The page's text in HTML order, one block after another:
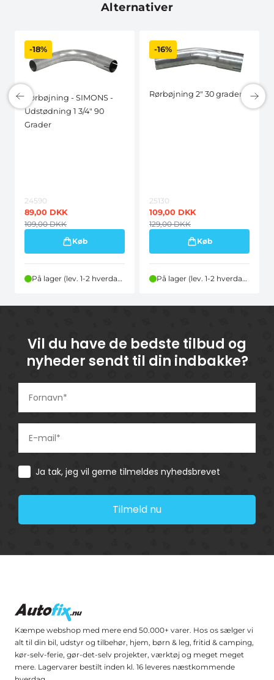
Alternativer
-18%
Rørbøjning - SIMONS -
Udstødning 1 3/4" 90
Grader
24590
89,00 DKK
109,00DKK
Køb
På lager (lev. 1-2 hverdage)
-16%
Rørbøjning 2" 30 grader
25130
109,00 DKK
129,00DKK
Køb
På lager (lev. 1-2 hverdage)
Vil du have de bedste tilbud og
nyheder sendt til din indbakke?
Consent
Ja tak, jeg vil gerne tilmeldes nyhedsbrevet
Tilmeld nu
Kæmpe webshop med mere end 50.000+ varer. Hos os sælger vi
alt til din bil, udstyr og tilbehør, hjem, børn & leg, fritid & camping,
kør-selv-ferie, gør-det-selv projekter, værktøj og meget meget
mere. Lagervarer bestilt inden kl. 16 leveres næstkommende